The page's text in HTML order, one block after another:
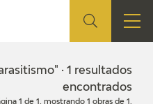
· 1 resultados
encontrados
1 de 1, mostrando 1 obras de 1.